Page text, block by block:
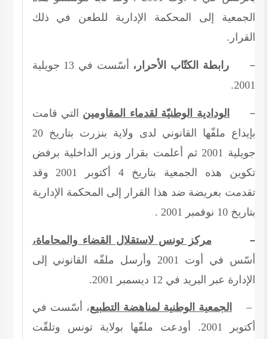
الجمعية إلى المحكمة الإدارية للطعن في ذلك
القرار.
–رابطة الكتّاب الأحرار، أسّست في 13 جويلية
2001
.
– الودادية الوطنيّة لقدماء المقاومين التي قامت
بإيداع ملفّها القانوني لدى ولاية بنزرت بتاريخ20
جويلية 2001 ثم أعلمت بقرار وزير الداخلية برفض
تكوين هذه الجمعية بتاريخ 4أكتوبر 2001 وقد
تقدمت بعريضة ضد هذا القرار إلى المحكمة الإدارية
بتاريخ10 نوفمبر 2001
.
–
مركز تونس لاستقلال القضاء والمحاماة،
أسّس في أوت
2001 وأرسل ملفّه القانوني إلى
الإدارة عبر البريد في 12 ديسمبر 2001
.
– الجمعية الوطنية لمناهضة التطبيع، أسّست في
أكتوبر
2001. أودعت ملفّها بولاية تونس وتلقّت